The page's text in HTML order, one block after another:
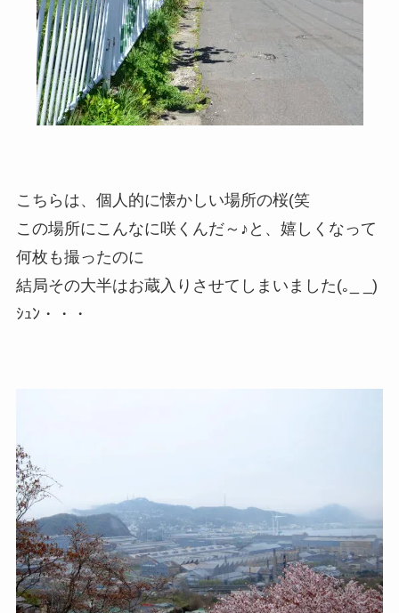
こちらは、個人的に懐かしい場所の桜(笑
この場所にこんなに咲くんだ～♪と、嬉しくなって
何枚も撮ったのに
結局その大半はお蔵入りさせてしまいました(｡_ _)
ｼｭﾝ・・・